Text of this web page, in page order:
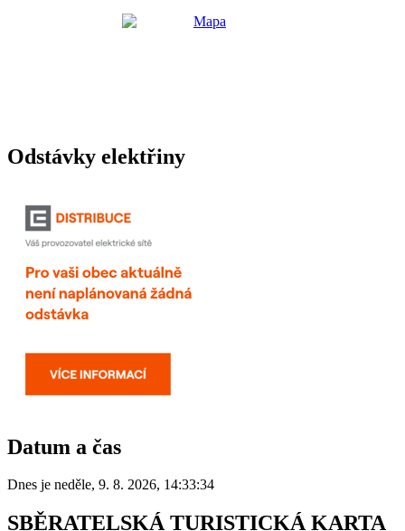
Odstávky elektřiny
Datum a čas
Dnes je neděle, 9. 8. 2026, 14:33:34
SBĚRATELSKÁ TURISTICKÁ KARTA